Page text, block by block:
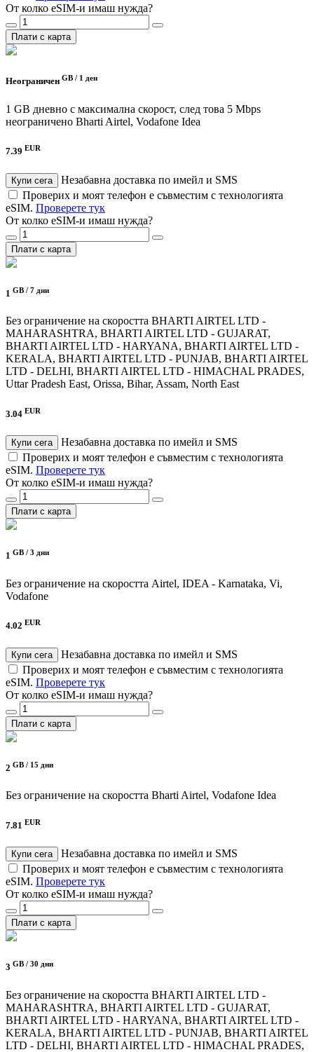
От колко eSIM-и имаш нужда?
Плати с карта
Неограничен GB / 1 ден
1 GB дневно с максимална скорост, след това 5 Mbps
неограничено Bharti Airtel, Vodafone Idea
7.39 EUR
Купи сега
Незабавна доставка по имейл и SMS
Проверих и моят телефон е съвместим с технологията
eSIM. Проверете тук
От колко eSIM-и имаш нужда?
Плати с карта
1 GB / 7 дни
Без ограничение на скоростта BHARTI AIRTEL LTD -
MAHARASHTRA, BHARTI AIRTEL LTD - GUJARAT,
BHARTI AIRTEL LTD - HARYANA, BHARTI AIRTEL LTD -
KERALA, BHARTI AIRTEL LTD - PUNJAB, BHARTI AIRTEL
LTD - DELHI, BHARTI AIRTEL LTD - HIMACHAL PRADES,
Uttar Pradesh East, Orissa, Bihar, Assam, North East
3.04 EUR
Купи сега
Незабавна доставка по имейл и SMS
Проверих и моят телефон е съвместим с технологията
eSIM. Проверете тук
От колко eSIM-и имаш нужда?
Плати с карта
1 GB / 3 дни
Без ограничение на скоростта Airtel, IDEA - Karnataka, Vi,
Vodafone
4.02 EUR
Купи сега
Незабавна доставка по имейл и SMS
Проверих и моят телефон е съвместим с технологията
eSIM. Проверете тук
От колко eSIM-и имаш нужда?
Плати с карта
2 GB / 15 дни
Без ограничение на скоростта Bharti Airtel, Vodafone Idea
7.81 EUR
Купи сега
Незабавна доставка по имейл и SMS
Проверих и моят телефон е съвместим с технологията
eSIM. Проверете тук
От колко eSIM-и имаш нужда?
Плати с карта
3 GB / 30 дни
Без ограничение на скоростта BHARTI AIRTEL LTD -
MAHARASHTRA, BHARTI AIRTEL LTD - GUJARAT,
BHARTI AIRTEL LTD - HARYANA, BHARTI AIRTEL LTD -
KERALA, BHARTI AIRTEL LTD - PUNJAB, BHARTI AIRTEL
LTD - DELHI, BHARTI AIRTEL LTD - HIMACHAL PRADES,